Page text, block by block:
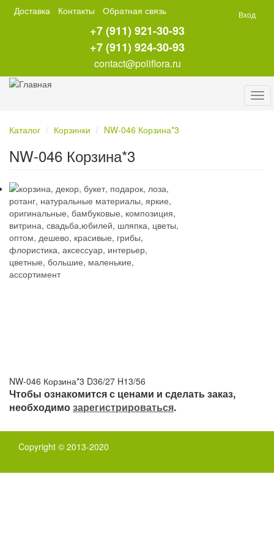
Перейти
Доставка Контакты Обратная связь
+7 (911) 921-30-93
+7 (911) 924-30-93
contact@poliflora.ru
Вход
Каталог
Корзинки NW-046 Корзина*3
NW-046 Корзина*3
NW-046 Корзина*3 D36/27 H13/56
Чтобы ознакомится с ценами и сделать заказ,
необходимозарегистрироваться.
Copyright © 2013-2020